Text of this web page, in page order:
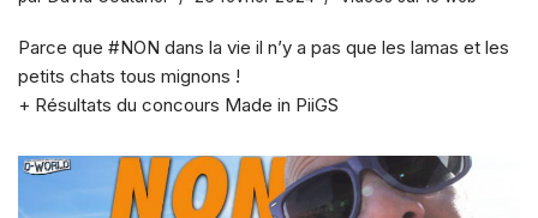
Parce que #NON dans la vie il n’y a pas que les lamas et les
petits chats tous mignons !
+ Résultats du concours Made in PiiGS